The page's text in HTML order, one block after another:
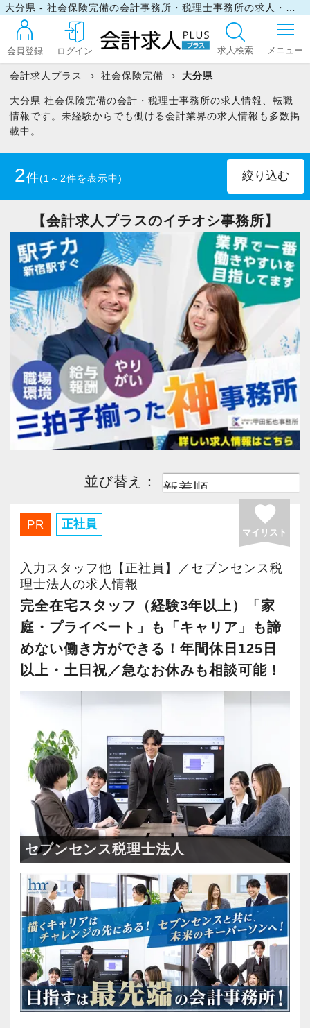
会員登録 ログイン 求人検索
ログイン
マイリスト
お問い合わせ
今すぐ会員登録
PC版サイトを見る
採用ご担当者様
会計求人プラス 社会保険完備 大分県
大分県 社会保険完備の会計・税理士事務所の求人情報、転職
情報です。未経験からでも働ける会計業界の求人情報も多数掲
載中。
2件(1～2件を表示中)
正社員(1) パート・アルバイト(1)
【会計求人プラスのイチオシ事務所】
並び替え：
PR 正社員 favorite
マイリスト
入力スタッフ他【正社員】／セブンセンス税
理士法人の求人情報
完全在宅スタッフ（経験3年以上）「家
庭・プライベート」も「キャリア」も諦
めない働き方ができる！年間休日125日
以上・土日祝／急なお休みも相談可能！
セブンセンス税理士法人